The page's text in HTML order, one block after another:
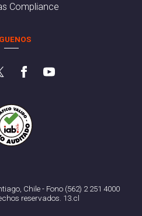
Compliance
Chile - Fono (562) 2 251 4000
reservados. 13.cl